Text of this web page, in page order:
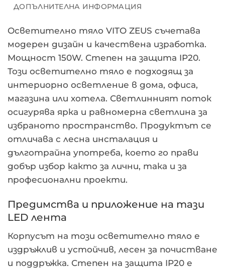
ДОПЪЛНИТЕЛНА ИНФОРМАЦИЯ
Осветително тяло VITO ZEUS съчетава
модерен дизайн и качествена изработка.
Мощност 150W. Степен на защита IP20.
Този осветително тяло е подходящ за
интериорно осветление в дома, офиса,
магазина или хотела. Светлинният поток
осигурява ярка и равномерна светлина за
избраното пространство. Продуктът се
отличава с лесна инсталация и
дълготрайна употреба, което го прави
добър избор както за лични, така и за
професионални проекти.
Предимства и приложение на тази
LED лента
Корпусът на този осветително тяло е
издръжлив и устойчив, лесен за почистване
и поддръжка. Степен на защита IP20 е